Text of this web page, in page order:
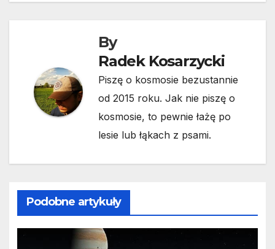
By
Radek Kosarzycki
Piszę o kosmosie bezustannie
od 2015 roku. Jak nie piszę o
kosmosie, to pewnie łażę po
lesie lub łąkach z psami.
Podobne artykuły